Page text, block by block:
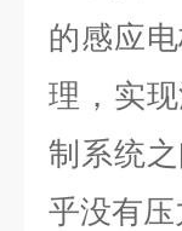
的感应
理，实
制系统
乎没有